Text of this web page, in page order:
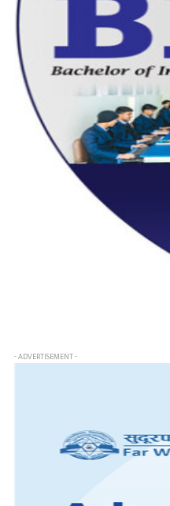
- ADVERTISEMENT -